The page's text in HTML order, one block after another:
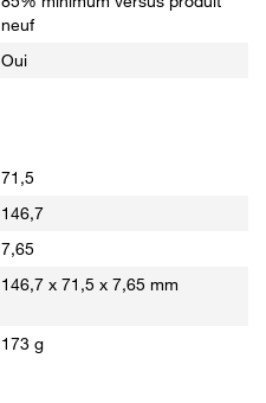
neuf
Oui
71,5
146,7
7,65
146,7 x 71,5 x 7,65 mm
173 g